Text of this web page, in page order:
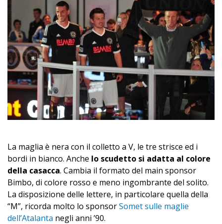
La maglia è nera con il colletto a V, le tre strisce ed i
bordi in bianco. Anche lo scudetto si adatta al colore
della casacca. Cambia il formato del main sponsor
Bimbo, di colore rosso e meno ingombrante del solito.
La disposizione delle lettere, in particolare quella della
“M”, ricorda molto lo sponsorSomet sulle maglie
dell’Atalanta negli anni ’90.